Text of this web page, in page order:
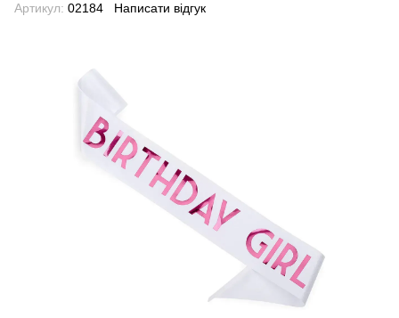
Артикул: 02184 Написати відгук